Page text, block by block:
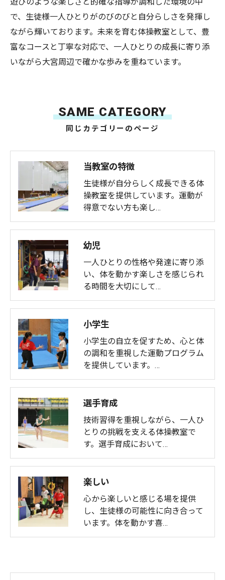
で、生徒様一人ひとりがのびのびと自分らしさを発揮し
ながら輝いております。未来を育む体操教室として、豊
富なコースと丁寧な対応で、一人ひとりの成長に寄り添
いながら大宮周辺で確かな歩みを重ねています。
同じカテゴリーのページ
SAME CATEGORY
当教室の特徴
生徒様が自分らしく成長できる体
操教室を提供しています。運動が
得意でない方も楽し…
幼児
一人ひとりの性格や発達に寄り添
い、体を動かす楽しさを感じられ
る時間を大切にして…
小学生
小学生の自立を促すため、心と体
の調和を重視した運動プログラム
を提供しています。…
選手育成
技術習得を重視しながら、一人ひ
とりの挑戦を支える体操教室で
す。選手育成において…
楽しい
心から楽しいと感じる場を提供
し、生徒様の可能性に向き合って
います。体を動かす喜…